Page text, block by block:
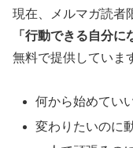
現在、メルマガ読者
「行動できる自分に
無料で提供していま
何から始めてい
変わりたいのに